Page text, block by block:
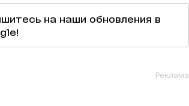
на наши обновления в
Реклама